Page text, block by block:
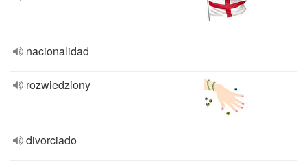
nacionalidad
rozwiedziony
divorciado